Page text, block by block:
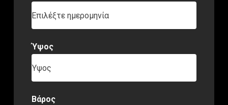
Επιλέξτε ημερομηνία
Ύψος
Ύψος
Βάρος